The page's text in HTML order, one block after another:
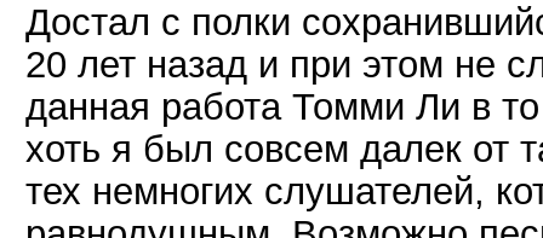
Достал с полки
20 лет назад и при этом не
данная работа Томми Ли в
хоть я был совсем далек от
тех немногих слушателей,